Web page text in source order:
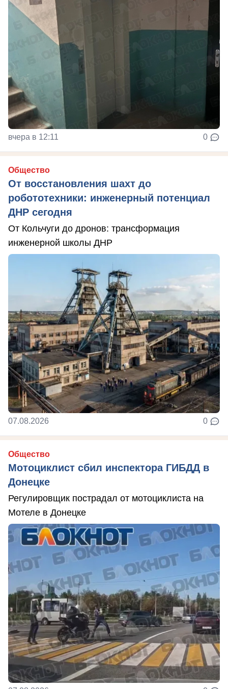
вчера в 12:11 0
Общество
От восстановления шахт до
робототехники: инженерный потенциал
ДНР сегодня
От Кольчуги до дронов: трансформация
инженерной школы ДНР
07.08.2026 0
Общество
Мотоциклист сбил инспектора ГИБДД в
Донецке
Регулировщик пострадал от мотоциклиста на
Мотеле в Донецке